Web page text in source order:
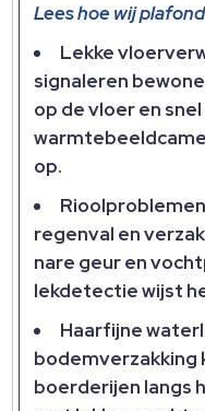
Lees hoe wij
Lekke
signaleren
op de vloer en
op.
regenval en
nare geur en
lekdetectie wijst
Haarfijne
bodemverzakking
boerderijen langs